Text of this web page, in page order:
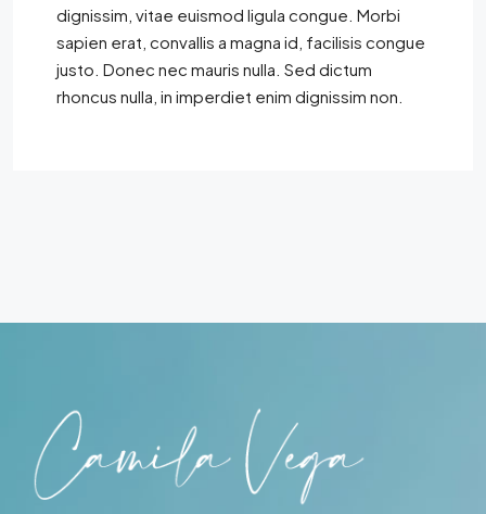
dignissim, vitae euismod ligula congue. Morbi
sapien erat, convallis a magna id, facilisis congue
justo. Donec nec mauris nulla. Sed dictum
rhoncus nulla, in imperdiet enim dignissim non.